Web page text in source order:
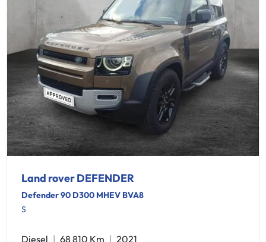
Land rover DEFENDER
Defender 90 D300 MHEV BVA8
S
Diesel 68 810 Km
2021